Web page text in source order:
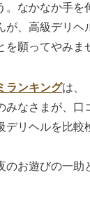
。なかなか手を
が、高級デリヘ
願ってやみま
ランキングは、
みなさまが、口
デリヘルを比較
のお遊びの一助